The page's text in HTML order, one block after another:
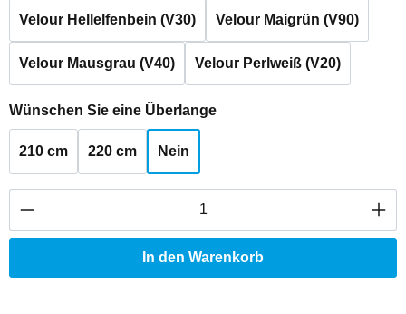
Velour Hellelfenbein (V30) Velour Maigrün (V90)
Velour Mausgrau (V40) Velour Perlweiß (V20)
Wünschen Sie eine Überlangeauswählen
210 cm 220 cm Nein
Produkt Anzahl: Gib den gewünschten
In den Warenkorb